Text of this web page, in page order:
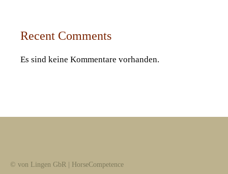
Recent Comments
Es sind keine Kommentare vorhanden.
© von Lingen GbR | HorseCompetence